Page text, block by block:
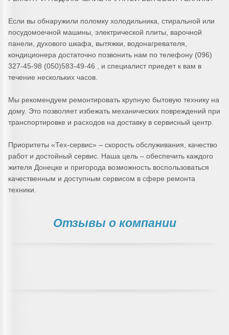
Если вы обнаружили поломку холодильника, стиральной или
посудомоечной машины, электрической плиты, варочной
панели, духового шкафа, вытяжки, водонагревателя,
кондиционера достаточно позвонить нам по телефону (096)
327-45-98 (050)583-49-46 , и специалист приедет к вам в
течение нескольких часов.
Мы рекомендуем ремонтировать крупную бытовую технику на
дому. Это позволяет избежать механических повреждений при
транспортировке и расходов на доставку в сервисный центр.
Приоритеты «Тех-сервис» – скорость обслуживания, качество
работ и достойный сервис. Наша цель – обеспечить каждого
жителя Донецке и пригорода возможность воспользоваться
качественным и доступным сервисом в сфере ремонта
техники.
Отзывы о компании